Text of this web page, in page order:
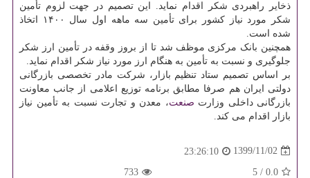
ذخایر راهبردی شکر اقدام نماید. این تصمیم در جهت لزوم تأمین
شکر مورد نیاز کشور برای تأمین سه ماهه اول سال ۱۴۰۰ اتخاذ
شده است.
همچنین بانک مرکزی موظف شد تا از بروز وقفه در تأمین ارز شکر
جلوگیری و نسبت به تأمین به هنگام ارز مورد نیاز شکر اقدام نماید.
بر اساس تصمیم ستاد تنظیم بازار، شرکت مادر تخصصی بازرگانی
دولتی ایران هم صرفا مطابق برنامه توزیع اعلامی از جانب معاونت
بازرگانی داخلی وزارت صنعت، معدن و تجارت نسبت به تأمین نیاز
بازار اقدام می کند.
1399/11/02
23:26:10
0.0
/
5
733